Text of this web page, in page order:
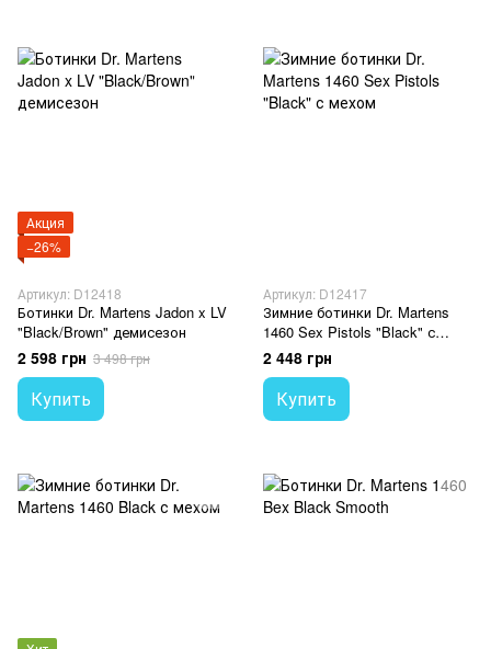
Акция
−26%
Артикул: D12418
Ботинки Dr. Martens Jadon x LV
"Black/Brown" демисезон
2 598 грн 3 498 грн
Купить
Артикул: D12417
Зимние ботинки Dr. Martens
1460 Sex Pistols "Black" с
мехом
2 448 грн
Купить